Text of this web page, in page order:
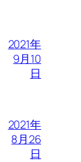
2021年
9月10
日
2021年
8月26
日